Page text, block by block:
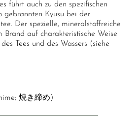
führt auch zu den spezifischen
gebrannten Kyusu bei der
Der spezielle, mineralstoffreiche
Brand auf charakteristische Weise
Tees und des Wassers (siehe
焼き締め)